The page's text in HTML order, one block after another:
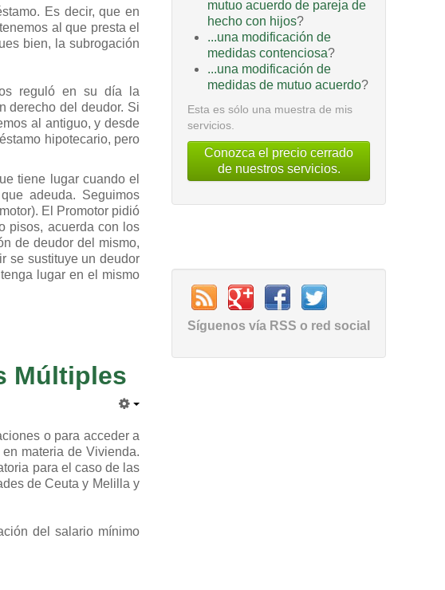
Es decir, que en
al que presta el
bien, la subrogación
reguló en su día la
derecho del deudor. Si
al antiguo, y desde
hipotecario, pero
tiene lugar cuando el
adeuda. Seguimos
El Promotor pidió
pisos, acuerda con los
de deudor del mismo,
se sustituye un deudor
lugar en el mismo
Múltiples
o para acceder a
materia de Vivienda.
para el caso de las
de Ceuta y Melilla y
del salario mínimo
mutuo acuerdo de pareja de
hecho con hijos?
...una modificación de
medidas contenciosa?
...una modificación de
medidas de mutuo acuerdo?
Esta es sólo una muestra de mis
servicios.
Conozca el precio cerrado
de nuestros servicios.
Síguenos vía RSS o red social